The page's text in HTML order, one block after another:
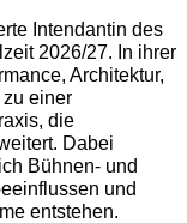
Intendantin des
2026/27. In ihrer
Architektur,
einer
die
Dabei
Bühnen- und
und
entstehen.